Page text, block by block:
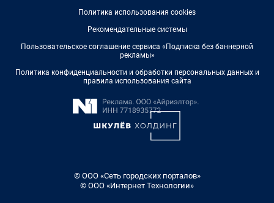
Политика использования cookies
Рекомендательные системы
Пользовательское соглашение сервиса «Подписка без баннерной
рекламы»
Политика конфиденциальности и обработки персональных данных и
правила использования сайта
© ООО «Сеть городских порталов»
© ООО «Интернет Технологии»